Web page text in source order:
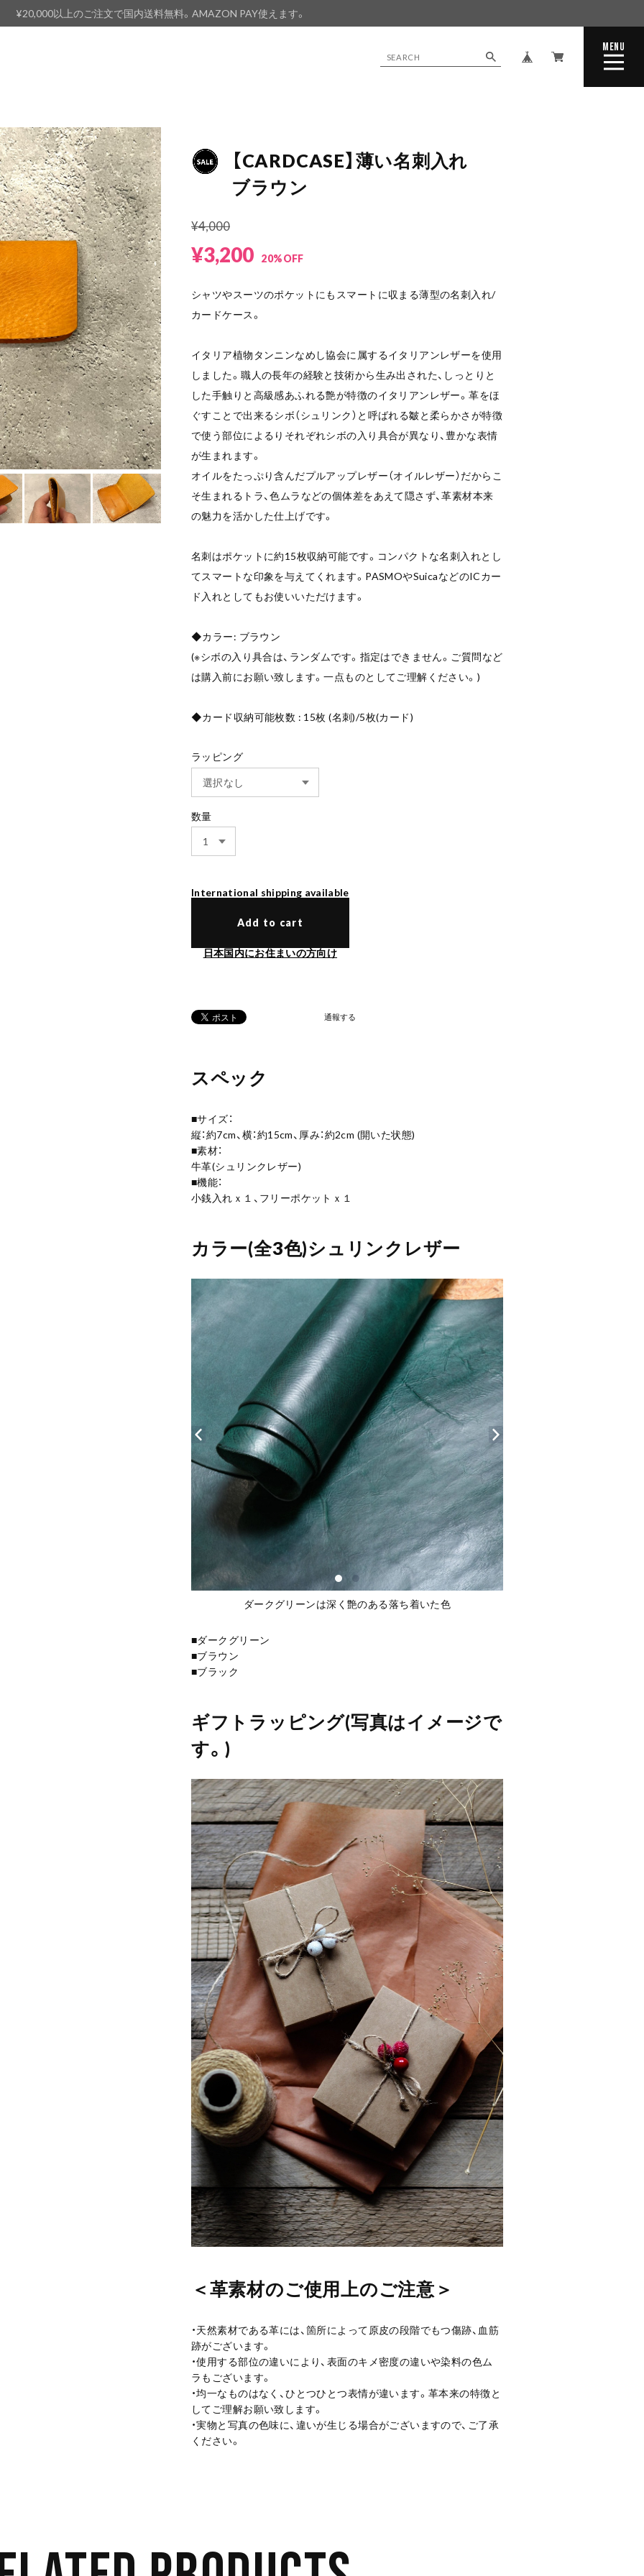
¥20,000以上のご注文で国内送料無料。AMAZON PAY使えます。
MENU
CLOSE
【CARDCASE】薄い名刺入れ
ブラウン
¥4,000
¥3,200 20%OFF
シャツやスーツのポケットにもスマートに収まる薄型の名刺入れ/
カードケース。
イタリア植物タンニンなめし協会に属するイタリアンレザーを使用
しました。職人の長年の経験と技術から生み出された、しっとりと
した手触りと高級感あふれる艶が特徴のイタリアンレザー。革をほ
ぐすことで出来るシボ（シュリンク）と呼ばれる皺と柔らかさが特徴
で使う部位によるりそれぞれシボの入り具合が異なり、豊かな表情
が生まれます。
オイルをたっぷり含んだプルアップレザー（オイルレザー）だからこ
そ生まれるトラ、色ムラなどの個体差をあえて隠さず、革素材本来
の魅力を活かした仕上げです。
名刺はポケットに約15枚収納可能です。コンパクトな名刺入れとし
てスマートな印象を与えてくれます。PASMOやSuicaなどのICカー
ド入れとしてもお使いいただけます。
◆カラー: ブラウン
(※シボの入り具合は、ランダムです。指定はできません。ご質問など
は購入前にお願い致します。一点ものとしてご理解ください。)
◆カード収納可能枚数 : 15枚 (名刺)/5枚(カード)
ラッピング
数量
International shipping available
Add to cart
日本国内にお住まいの方向け
通報する
スペック
■サイズ：
縦：約7cm、横：約15cm、厚み：約2cm (開いた状態)
■素材：
牛革(シュリンクレザー)
■機能：
小銭入れｘ１、フリーポケットｘ１
カラー(全3色)シュリンクレザー
ダークグリーンは深く艶のある落ち着いた色
■ダークグリーン
■ブラウン
■ブラック
ギフトラッピング(写真はイメージで
す。)
＜革素材のご使用上のご注意＞
・天然素材である革には、箇所によって原皮の段階でもつ傷跡、血筋
跡がございます。
・使用する部位の違いにより、表面のキメ密度の違いや染料の色ム
ラもございます。
・均一なものはなく、ひとつひとつ表情が違います。革本来の特徴と
してご理解お願い致します。
・実物と写真の色味に、違いが生じる場合がございますので、ご了承
ください。